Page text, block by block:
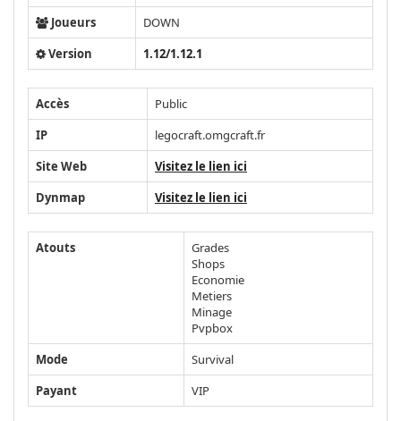
Joueurs
DOWN
Version
1.12/1.12.1
Accès
Public
IP
legocraft.omgcraft.fr
Site Web
Visitez le lien ici
Dynmap
Visitez le lien ici
Atouts
Grades
Shops
Economie
Metiers
Minage
Pvpbox
Mode
Survival
Payant
VIP